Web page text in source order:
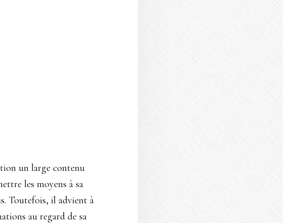
un large contenu
les moyens à sa
Toutefois, il advient à
au regard de sa